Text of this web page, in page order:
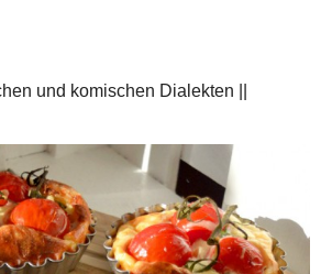
und komischen Dialekten ||